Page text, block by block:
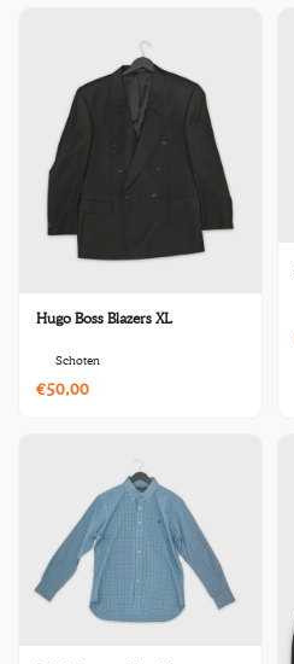
Hugo Boss Blazers XL
Schoten
€50,00